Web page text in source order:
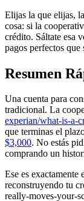
Elijas la que elijas,
cosa: si la
crédito. Sáltate esa
pagos perfectos que
Resumen
Una cuenta para
tradicional. La
experian/what-is-a-
que terminas el
$3,000. No estás
comprando un
Ese es exactamente
reconstruyendo tu
really-moves-your-